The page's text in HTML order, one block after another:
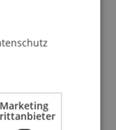
Compliance
Marketing